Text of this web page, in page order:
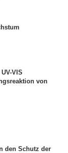
VIS
von
den Schutz der